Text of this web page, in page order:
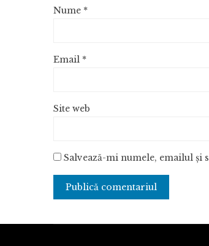
Nume *
Email *
Site web
Salvează-mi numele, emailul și